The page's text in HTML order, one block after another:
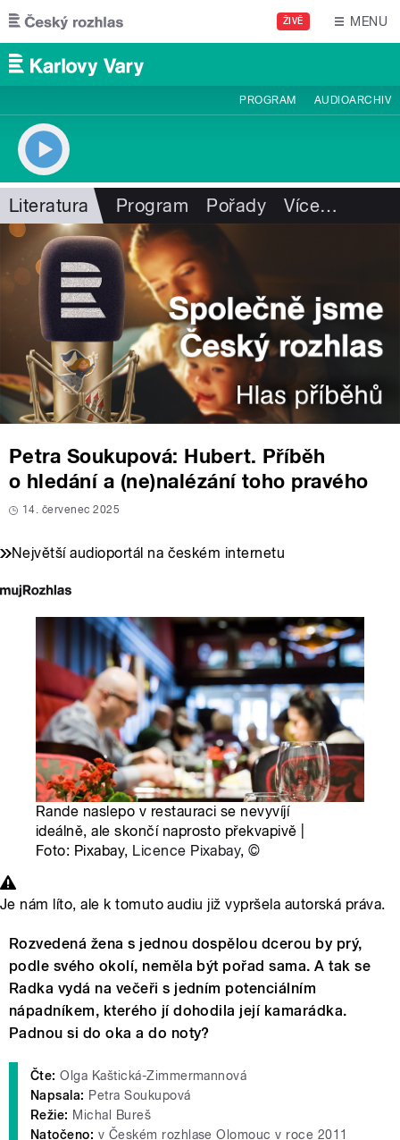
Přejít k hlavnímu obsahu
ŽIVĚ MENU
PROGRAM AUDIOARCHIV
Literatura Program Pořady Více…
Petra Soukupová: Hubert. Příběh
o hledání a (ne)nalézání toho pravého
14. červenec 2025
Největší audioportál na českém internetu
Rande naslepo v restauraci se nevyvíjí
ideálně, ale skončí naprosto překvapivě |
Foto: Pixabay, Licence Pixabay,©
Je nám líto, ale k tomuto audiu již vypršela autorská práva.
Rozvedená žena s jednou dospělou dcerou by prý,
podle svého okolí, neměla být pořad sama. A tak se
Radka vydá na večeři s jedním potenciálním
nápadníkem, kterého jí dohodila její kamarádka.
Padnou si do oka a do noty?
Čte: Olga Kaštická-Zimmermannová
Napsala: Petra Soukupová
Režie: Michal Bureš
Natočeno: v Českém rozhlase Olomouc v roce 2011